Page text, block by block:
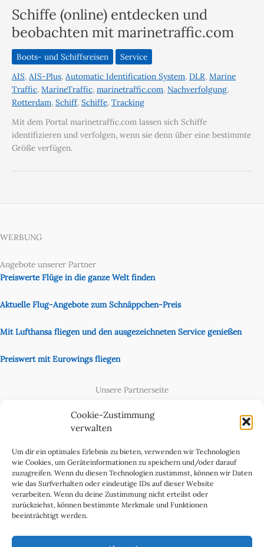
Cookie-Zustimmung
verwalten
Um dir ein optimales Erlebnis zu bieten, verwenden wir Technologien
wie Cookies, um Geräteinformationen zu speichern und/oder darauf
zuzugreifen. Wenn du diesen Technologien zustimmst, können wir Daten
wie das Surfverhalten oder eindeutige IDs auf dieser Website
verarbeiten. Wenn du deine Zustimmung nicht erteilst oder
zurückziehst, können bestimmte Merkmale und Funktionen
beeinträchtigt werden.
Schiffe (online) entdecken und
beobachten mit marinetraffic.com
Boots- und Schiffsreisen
Service
AIS, AIS-Plus, Automatic Identification System, DLR, Marine
Traffic, MarineTraffic, marinetraffic.com, Nachverfolgung,
Rotterdam, Schiff, Schiffe, Tracking
Mit dem Portal marinetraffic.com lassen sich Schiffe
identifizieren und verfolgen, wenn sie denn über eine bestimmte
Größe verfügen.
WERBUNG
Angebote unserer Partner
Preiswerte Flüge in die ganze Welt finden
Aktuelle Flug-Angebote zum Schnäppchen-Preis
Mit Lufthansa fliegen und den ausgezeichneten Service genießen
Preiswert mit Eurowings fliegen
Unsere Partnerseite
Cookie-Richtlinie (EU)